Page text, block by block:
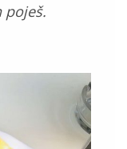
poješ.